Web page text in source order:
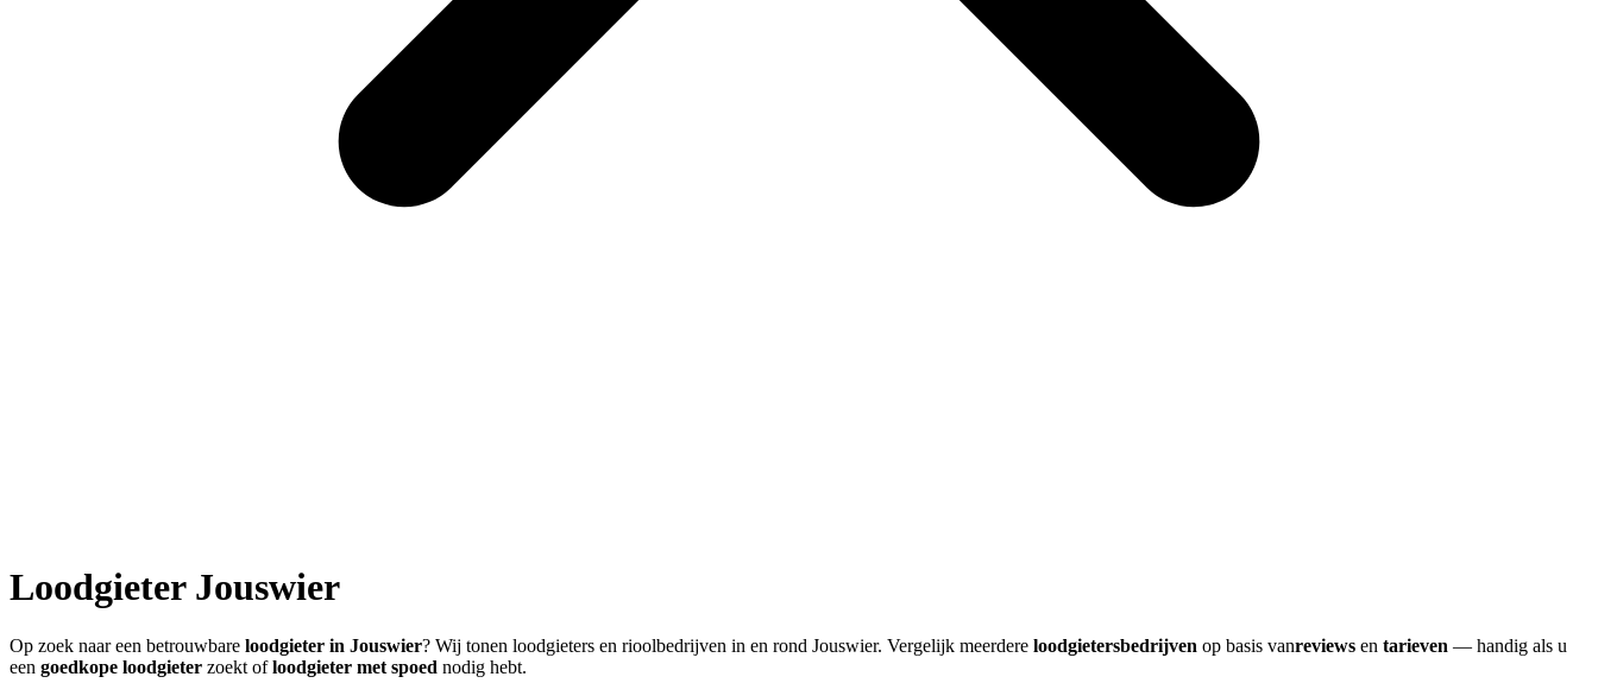
Loodgieter Jouswier
Op zoek naar een betrouwbare loodgieter in Jouswier? Wij tonen loodgieters en rioolbedrijven in en rond Jouswier. Vergelijk meerdere loodgietersbedrijven op basis vanreviews en tarieven — handig als u
een goedkope loodgieter zoekt ofloodgieter met spoed nodig hebt.